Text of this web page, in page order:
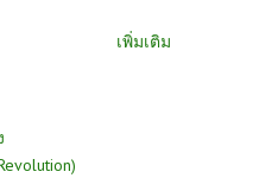
เพิ่มเติม